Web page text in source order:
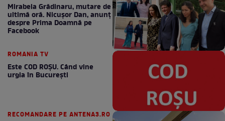
Mirabela Grădinaru, mutare de
ultimă oră. Nicuşor Dan, anunţ
despre Prima Doamnă pe
Facebook
ROMANIA TV
Este COD ROŞU. Când vine
urgia în Bucureşti
RECOMANDARE PE ANTENA3.RO